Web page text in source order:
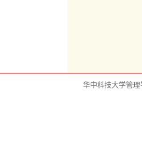
华中科技大学管